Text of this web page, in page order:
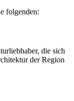
folgenden:
die sich
der Region